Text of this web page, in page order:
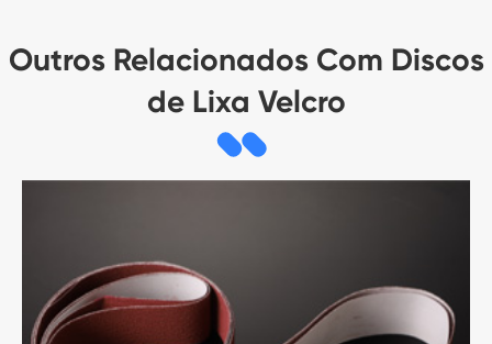
Outros Relacionados Com Discos
de Lixa Velcro